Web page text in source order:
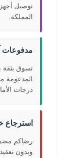
توصيل
المملكة.
مدفوعات
تسوق بثقة
درجات
استرجاع خلال
رضاكم
وبدون تعقيدات خلال 7 أيام